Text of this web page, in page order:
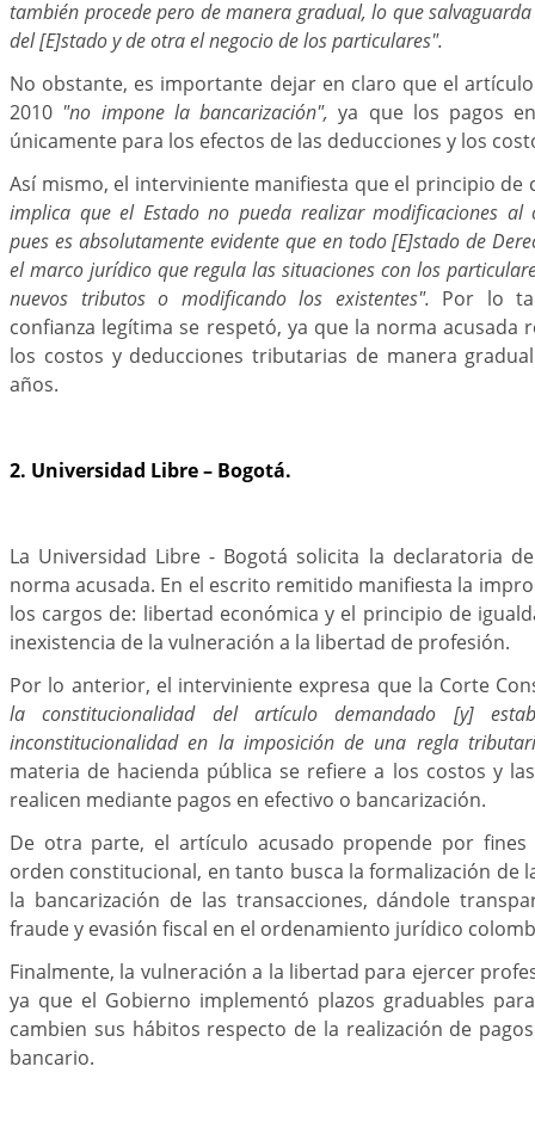
también procede pero de manera gradual, lo que
del [E]stado y de otra el negocio de los particulares".
No obstante, es importante dejar en claro que el
2010 "no impone la bancarización", ya que los pagos
únicamente para los efectos de las deducciones y los
Así mismo, el interviniente manifiesta que el principio de
implica que el Estado no pueda realizar modificaciones al
pues es absolutamente evidente que en todo [E]stado de
el marco jurídico que regula las situaciones con los
nuevos tributos o modificando los existentes". Por lo
confianza legítima se respetó, ya que la norma acusada
los costos y deducciones tributarias de manera
años.
2. Universidad Libre – Bogotá.
La Universidad Libre - Bogotá solicita la declaratoria
norma acusada. En el escrito remitido manifiesta la
los cargos de: libertad económica y el principio de
inexistencia de la vulneración a la libertad de profesión.
Por lo anterior, el interviniente expresa que la Corte
la constitucionalidad del artículo demandado [y]
inconstitucionalidad en la imposición de una regla
materia de hacienda pública se refiere a los costos y
realicen mediante pagos en efectivo o bancarización.
De otra parte, el artículo acusado propende por
orden constitucional, en tanto busca la formalización de
la bancarización de las transacciones, dándole
fraude y evasión fiscal en el ordenamiento jurídico
Finalmente, la vulneración a la libertad para ejercer
ya que el Gobierno implementó plazos graduables
cambien sus hábitos respecto de la realización de
bancario.